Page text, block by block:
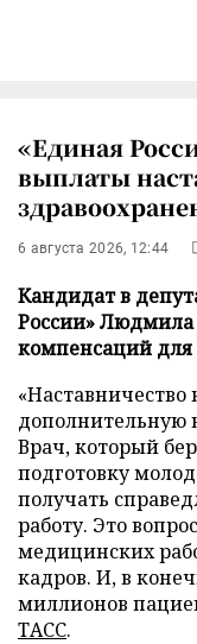
«Единая
выплаты
6 августа 2026, 12:44
Кандидат в
России» Людмила
компенсаций для
дополнительную
Врач, который
подготовку
получать
работу. Это
медицинских
кадров. И, в
миллионов
ТАСС.